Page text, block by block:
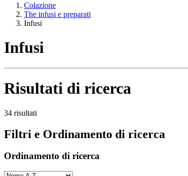
Colazione
The infusi e preparati
Infusi
Infusi
Risultati di ricerca
34 risultati
Filtri e Ordinamento di ricerca
Ordinamento di ricerca